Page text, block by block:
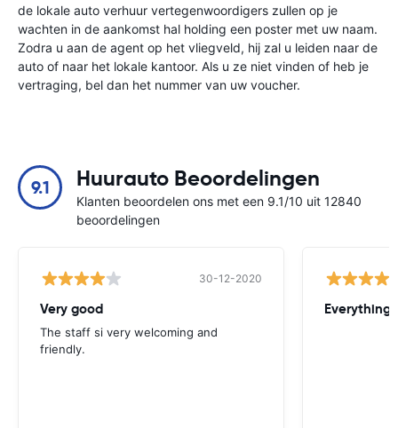
de lokale auto verhuur vertegenwoordigers zullen op je
wachten in de aankomst hal holding een poster met uw naam.
Zodra u aan de agent op het vliegveld, hij zal u leiden naar de
auto of naar het lokale kantoor. Als u ze niet vinden of heb je
vertraging, bel dan het nummer van uw voucher.
9.1 Huurauto Beoordelingen
Klanten beoordelen ons met een 9.1/10 uit 12840
beoordelingen
30-12-2020
Very good
The staff si very welcoming and
friendly.
Everything